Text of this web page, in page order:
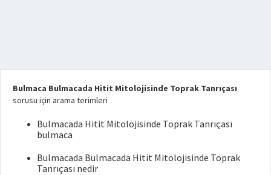
Bulmaca Bulmacada Hitit Mitolojisinde Toprak Tanrıçası
sorusu için arama terimleri
Bulmacada Hitit Mitolojisinde Toprak Tanrıçası
bulmaca
Bulmacada Bulmacada Hitit Mitolojisinde Toprak
Tanrıçası nedir